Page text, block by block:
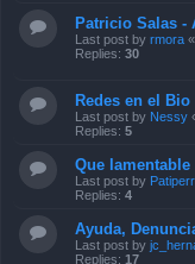
Patricio Salas -
Last post by rmora «
Replies: 30
Redes en el
Last post by Nessy
Replies: 5
Que lamentable
Last post by
Replies: 4
Ayuda,
Last post by
Replies: 17